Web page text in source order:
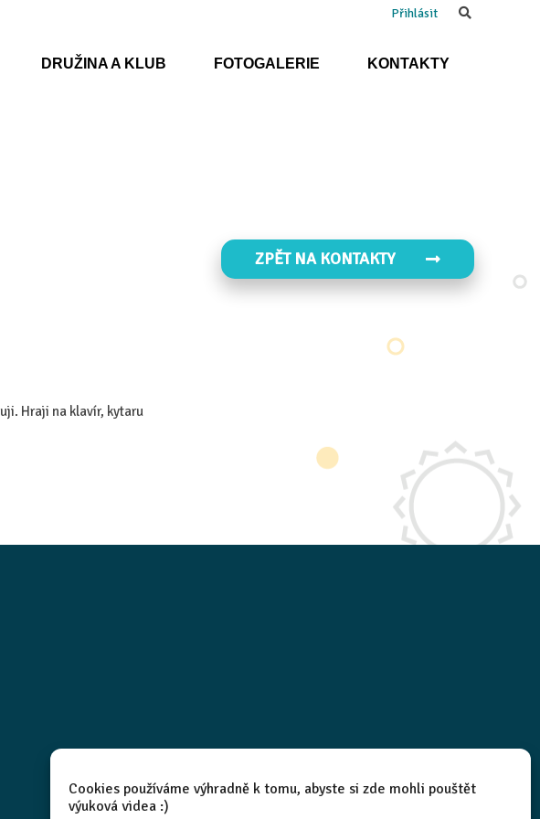
Cookies používáme výhradně k tomu, abyste si zde mohli pouštět
výuková videa :)
Přihlásit
DRUŽINA A KLUB FOTOGALERIE KONTAKTY
Hraji na klavír, kytaru
ZPĚT NA KONTAKTY